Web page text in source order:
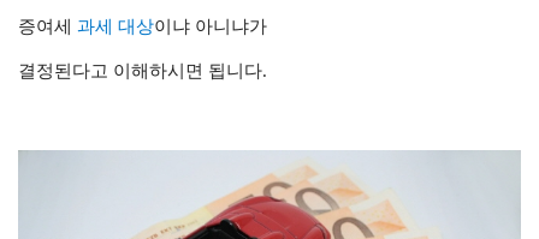
증여세 과세 대상이냐 아니냐가
결정된다고 이해하시면 됩니다.